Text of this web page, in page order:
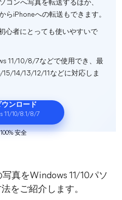
コンへ写真を転送するほか、
らiPhoneへの転送もできます。
心者にとっても使いやすいで
11/10/8/7などで使用でき、最
15/14/13/12/11などに対応しま
ンロード
11/10/8.1/8/7
安全
真をWindows 11/10パソ
をご紹介します。